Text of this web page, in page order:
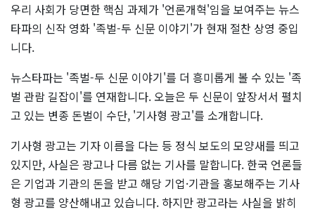
우리 사회가 당면한 핵심 과제가 '언론개혁'임을 보여주는 뉴스
타파의 신작 영화 '족벌-두 신문 이야기'가 현재 절찬 상영 중입
니다.
뉴스타파는 '족벌-두 신문 이야기'를 더 흥미롭게 볼 수 있는 '족
벌 관람 길잡이'를 연재합니다. 오늘은 두 신문이 앞장서서 펼치
고 있는 변종 돈벌이 수단, '기사형 광고'를 소개합니다.
기사형 광고는 기자 이름을 다는 등 정식 보도의 모양새를 띄고
있지만, 사실은 광고나 다름 없는 기사를 말합니다. 한국 언론들
은 기업과 기관의 돈을 받고 해당 기업·기관을 홍보해주는 기사
형 광고를 양산해내고 있습니다. 하지만 광고라는 사실을 밝히